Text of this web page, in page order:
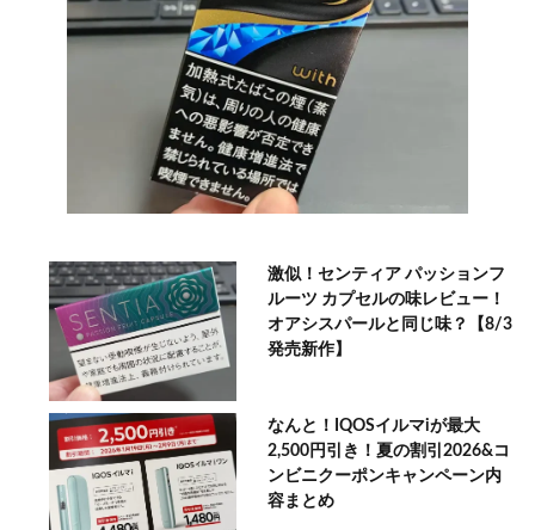
激似！センティア パッションフ
ルーツ カプセルの味レビュー！
オアシスパールと同じ味？【8/3
発売新作】
なんと！IQOSイルマiが最大
2,500円引き！夏の割引2026&コ
ンビニクーポンキャンペーン内
容まとめ